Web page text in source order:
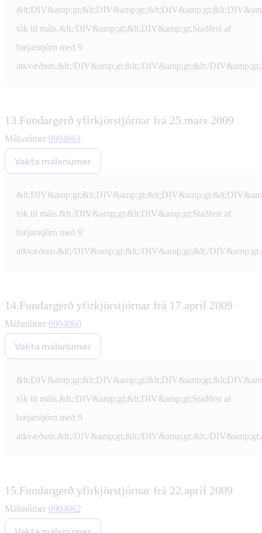
tók til máls.&lt;/DIV&amp;gt;&lt;DIV&amp;gt;Staðfest af
bæjarstjórn með 9
atkvæðum.&lt;/DIV&amp;gt;&lt;/DIV&amp;gt;&lt;/
13.Fundargerð yfirkjörstjórnar frá 25.mars 2009
Málsnúmer 0904061
Vakta málsnúmer
tók til máls.&lt;/DIV&amp;gt;&lt;DIV&amp;gt;Staðfest af
bæjarstjórn með 9
atkvæðum.&lt;/DIV&amp;gt;&lt;/DIV&amp;gt;&lt;/
14.Fundargerð yfirkjörstjórnar frá 17.apríl 2009
Málsnúmer 0904060
Vakta málsnúmer
tók til máls.&lt;/DIV&amp;gt;&lt;DIV&amp;gt;Staðfest af
bæjarstjórn með 9
atkvæðum.&lt;/DIV&amp;gt;&lt;/DIV&amp;gt;&lt;/
15.Fundargerð yfirkjörstjórnar frá 22.apríl 2009
Málsnúmer 0904062